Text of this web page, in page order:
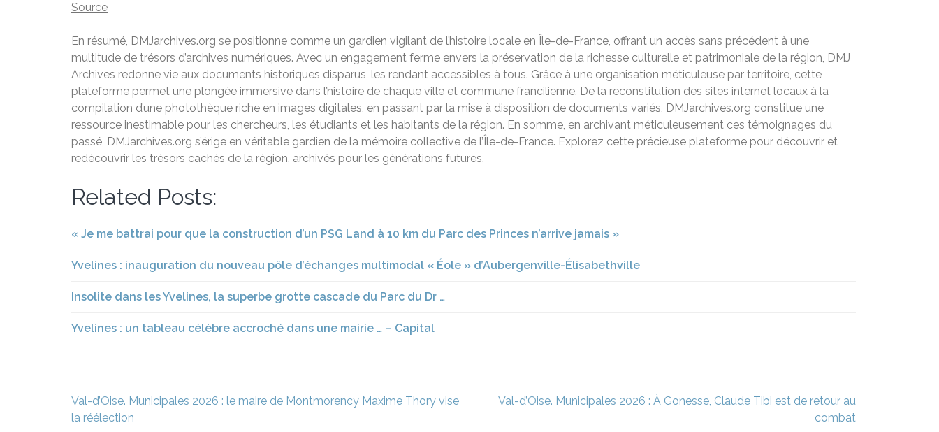
Source
En résumé, DMJarchives.org se positionne comme un gardien vigilant de l’histoire locale en Île-de-France, offrant un accès sans précédent à une
multitude de trésors d’archives numériques. Avec un engagement ferme envers la préservation de la richesse culturelle et patrimoniale de la région, DMJ
Archives redonne vie aux documents historiques disparus, les rendant accessibles à tous. Grâce à une organisation méticuleuse par territoire, cette
plateforme permet une plongée immersive dans l’histoire de chaque ville et commune francilienne. De la reconstitution des sites internet locaux à la
compilation d’une photothèque riche en images digitales, en passant par la mise à disposition de documents variés, DMJarchives.org constitue une
ressource inestimable pour les chercheurs, les étudiants et les habitants de la région. En somme, en archivant méticuleusement ces témoignages du
passé, DMJarchives.org s’érige en véritable gardien de la mémoire collective de l’Île-de-France. Explorez cette précieuse plateforme pour découvrir et
redécouvrir les trésors cachés de la région, archivés pour les générations futures.
Related Posts:
« Je me battrai pour que la construction d’un PSG Land à 10 km du Parc des Princes n’arrive jamais »
Yvelines : inauguration du nouveau pôle d’échanges multimodal « Éole » d’Aubergenville-Élisabethville
Insolite dans les Yvelines, la superbe grotte cascade du Parc du Dr …
Yvelines : un tableau célèbre accroché dans une mairie … – Capital
Navigation
de
Val-d’Oise. Municipales 2026 : le maire de Montmorency Maxime Thory vise
la réélection
Val-d’Oise. Municipales 2026 : À Gonesse, Claude Tibi est de retour au
combat